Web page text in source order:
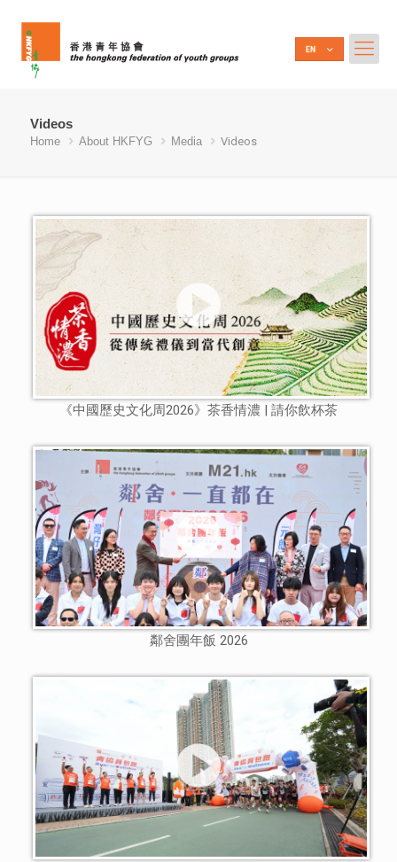
Videos
Home About HKFYG Media Videos
《中國歷史文化周2026》茶香情濃 | 請你飲杯茶
鄰舍團年飯 2026